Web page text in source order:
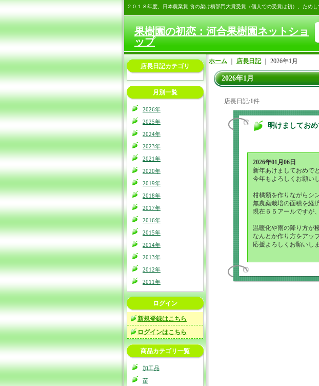
２０１８年度、日本農業賞 食の架け橋部門大賞受賞（個人での受賞は初）、ため
果樹園の初恋：河合果樹園ネットショ
ップ
店長日記カテゴリ
月別一覧
2026年
2025年
2024年
2023年
2021年
2020年
2019年
2018年
2017年
2016年
2015年
2014年
2013年
2012年
2011年
ログイン
新規登録はこちら
ログインはこちら
商品カテゴリ一覧
加工品
苗
ホーム 店長日記｜ 2026年1月
2026年1月
店長日記:1件
明けましてお
2026年01月06日
新年あけましておめで
今年もよろしくお願い
柑橘類を作りながらシ
無農薬栽培の面積を経
現在６５アールですが
温暖化や雨の降り方が
なんとか作り方をアッ
応援よろしくお願いしま